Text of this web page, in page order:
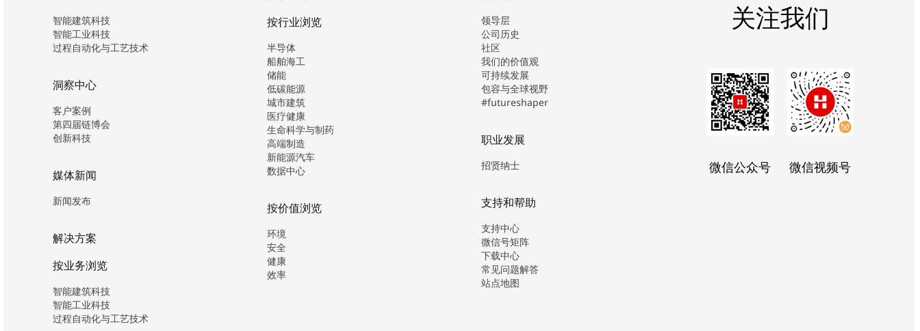
智能建筑科技
智能工业科技
过程自动化与工艺技术
洞察中心
客户案例
第四届链博会
创新科技
媒体新闻
新闻发布
解决方案
按业务浏览
智能建筑科技
智能工业科技
过程自动化与工艺技术
按行业浏览
半导体
船舶海工
储能
低碳能源
城市建筑
医疗健康
生命科学与制药
高端制造
新能源汽车
数据中心
按价值浏览
环境
安全
健康
效率
领导层
公司历史
社区
我们的价值观
可持续发展
包容与全球视野
#futureshaper
职业发展
招贤纳士
支持和帮助
支持中心
微信号矩阵
下载中心
常见问题解答
站点地图
关注我们
微信公众号 微信视频号